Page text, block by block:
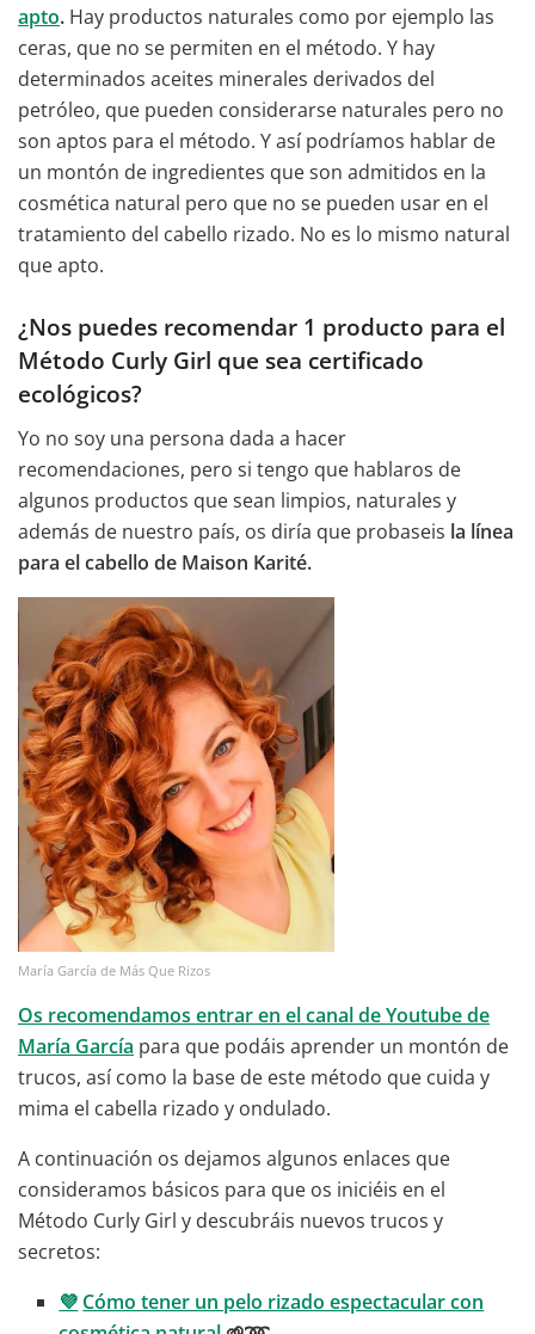
apto. Hay productos naturales como por ejemplo las
ceras, que no se permiten en el método. Y hay
determinados aceites minerales derivados del
petróleo, que pueden considerarse naturales pero no
son aptos para el método. Y así podríamos hablar de
un montón de ingredientes que son admitidos en la
cosmética natural pero que no se pueden usar en el
tratamiento del cabello rizado. No es lo mismo natural
que apto.
¿Nos puedes recomendar 1 producto para el
Método Curly Girl que sea certificado
ecológicos?
Yo no soy una persona dada a hacer
recomendaciones, pero si tengo que hablaros de
algunos productos que sean limpios, naturales y
además de nuestro país, os diría que probaseis la línea
para el cabello de Maison Karité.
María García de Más Que Rizos
Os recomendamos entrar en el canal de Youtube de
María García para que podáis aprender un montón de
trucos, así como la base de este método que cuida y
mima el cabella rizado y ondulado.
A continuación os dejamos algunos enlaces que
consideramos básicos para que os iniciéis en el
Método Curly Girl y descubráis nuevos trucos y
secretos:
💜 Cómo tener un pelo rizado espectacular con